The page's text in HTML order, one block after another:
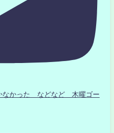
なかった などなど 木曜ゴー